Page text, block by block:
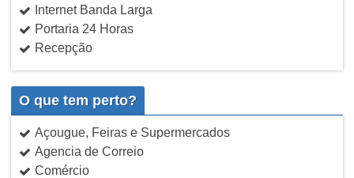
Internet Banda Larga
Portaria 24 Horas
Recepção
O que tem perto?
Açougue, Feiras e Supermercados
Agencia de Correio
Comércio